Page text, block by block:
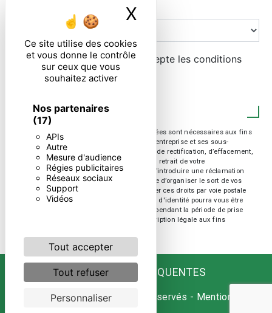
Ce site utilise des cookies
et vous donne le contrôle
sur ceux que vous
souhaitez activer
Nos partenaires
(17)
APIs
Autre
Mesure d'audience
Régies publicitaires
Réseaux sociaux
Support
Vidéos
Tout accepter
Tout refuser
Personnaliser
X Masquer le
Combien font sept plus six
En cochant cette case, j'accepte les conditions
particulières ci-dessous **
** Les données personnelles communiquées sont nécessaires aux fins
de vous contacter. Elles sont destinées à l'entreprise et ses sous-
traitants. Vous disposez de droits d’accès, de rectification, d’effacement,
de portabilité, de limitation, d’opposition, de retrait de votre
consentement à tout moment et du droit d’introduire une réclamation
auprès d’une autorité de contrôle, ainsi que d’organiser le sort de vos
données post-mortem. Vous pouvez exercer ces droits par voie postale
ou par courrier électronique. Un justificatif d'identité pourra vous être
demandé. Nous conservons vos données pendant la période de prise
de contact puis pendant la durée de prescription légale aux fins
RECHERCHES FRÉQUENTES
Vistalid- 2026 - Tous droits réservés - Mentions